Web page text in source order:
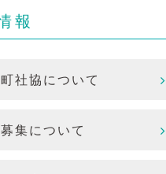
報
社協について
集について